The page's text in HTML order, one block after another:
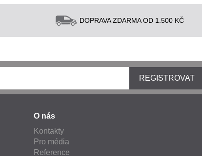
DOPRAVA ZDARMA OD 1.500 KČ
REGISTROVAT
O nás
Kontakty
Pro média
Reference